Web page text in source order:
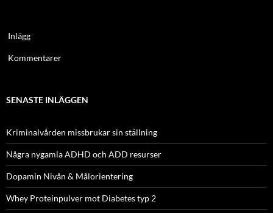
Inlägg
Kommentarer
SENASTE INLÄGGEN
Kriminalvården missbrukar sin ställning
Några nygamla ADHD och ADD resurser
Dopamin Nivån & Målorientering
Whey Proteinpulver mot Diabetes typ 2